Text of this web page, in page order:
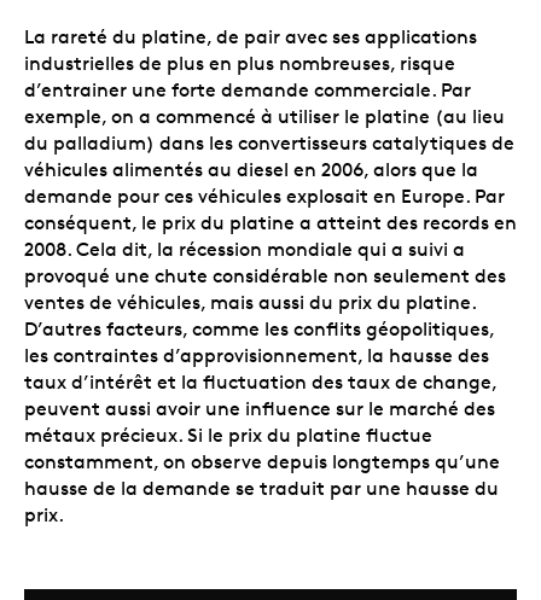
La rareté du platine, de pair avec ses applications
industrielles de plus en plus nombreuses, risque
d’entrainer une forte demande commerciale. Par
exemple, on a commencé à utiliser le platine (au lieu
du palladium) dans les convertisseurs catalytiques de
véhicules alimentés au diesel en 2006, alors que la
demande pour ces véhicules explosait en Europe. Par
conséquent, le prix du platine a atteint des records en
2008. Cela dit, la récession mondiale qui a suivi a
provoqué une chute considérable non seulement des
ventes de véhicules, mais aussi du prix du platine.
D’autres facteurs, comme les conflits géopolitiques,
les contraintes d’approvisionnement, la hausse des
taux d’intérêt et la fluctuation des taux de change,
peuvent aussi avoir une influence sur le marché des
métaux précieux. Si le prix du platine fluctue
constamment, on observe depuis longtemps qu’une
hausse de la demande se traduit par une hausse du
prix.